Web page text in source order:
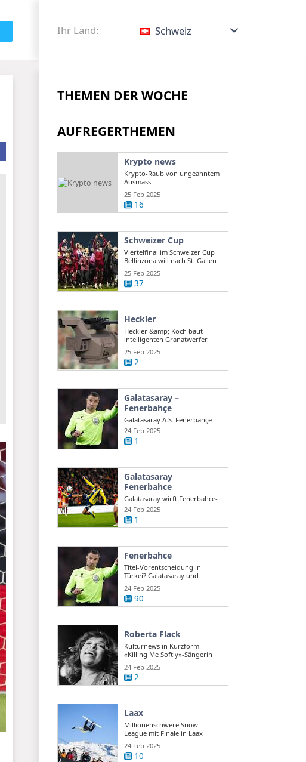
Ihr Land: Schweiz
THEMEN DER WOCHE
AUFREGERTHEMEN
Krypto news
Krypto-Raub von ungeahntem
Ausmass
25 Feb 2025
16
Schweizer Cup
Viertelfinal im Schweizer Cup
Bellinzona will nach St. Gallen
auch ...
25 Feb 2025
37
Heckler
Heckler &amp; Koch baut
intelligenten Granatwerfer
gegen Drohnen
25 Feb 2025
2
Galatasaray –
Fenerbahçe
Galatasaray A.S. Fenerbahçe
A.S. en direct Süper Lig turque
...
24 Feb 2025
1
Galatasaray
Fenerbahce
Galatasaray wirft Fenerbahce-
Coach Mourinho Rassismus
vor
24 Feb 2025
1
Fenerbahce
Titel-Vorentscheidung in
Türkei? Galatasaray und
Fenerbahce ...
24 Feb 2025
90
Roberta Flack
Kulturnews in Kurzform
«Killing Me Softly»-Sängerin
Roberta Flack ...
24 Feb 2025
2
Laax
Millionenschwere Snow
League mit Finale in Laax
24 Feb 2025
10